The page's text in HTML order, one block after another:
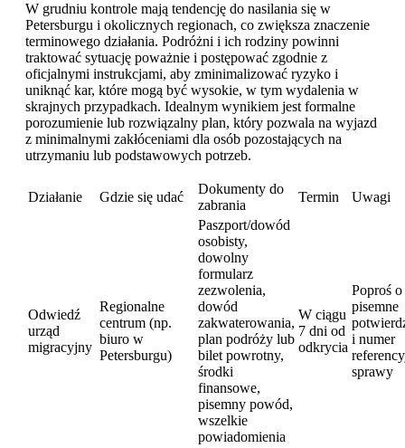
W grudniu kontrole mają tendencję do nasilania się w
Petersburgu i okolicznych regionach, co zwiększa znaczenie
terminowego działania. Podróżni i ich rodziny powinni
traktować sytuację poważnie i postępować zgodnie z
oficjalnymi instrukcjami, aby zminimalizować ryzyko i
uniknąć kar, które mogą być wysokie, w tym wydalenia w
skrajnych przypadkach. Idealnym wynikiem jest formalne
porozumienie lub rozwiązalny plan, który pozwala na wyjazd
z minimalnymi zakłóceniami dla osób pozostających na
utrzymaniu lub podstawowych potrzeb.
Działanie Gdzie się udać
Dokumenty do
zabrania
Termin Uwagi
Odwiedź
urząd
migracyjny
Regionalne
centrum (np.
biuro w
Petersburgu)
Paszport/dowód
osobisty,
dowolny
formularz
zezwolenia,
dowód
zakwaterowania,
plan podróży lub
bilet powrotny,
środki
finansowe,
pisemny powód,
wszelkie
powiadomienia
W ciągu
7 dni od
odkrycia
Poproś o
pisemne
i numer
sprawy